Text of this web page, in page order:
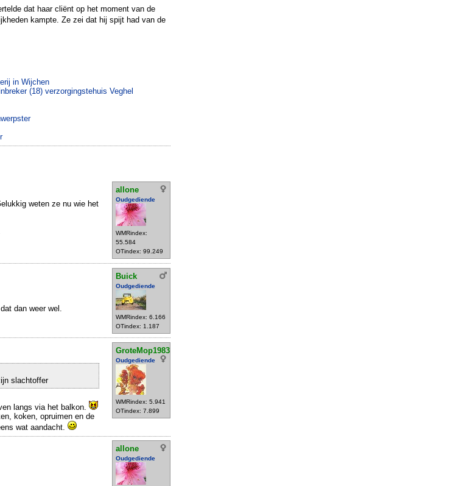
dat haar cliënt op het moment van de
kampte. Ze zei dat hij spijt had van de
in Wijchen
(18) verzorgingstehuis Veghel
allone
Oudgediende
WMRindex:
55.584
OTindex: 99.249
weten ze nu wie het
Buick
Oudgediende
WMRindex: 6.166
OTindex: 1.187
dan weer wel.
GroteMop1983
Oudgediende
WMRindex: 5.941
OTindex: 7.899
slachtoffer
langs via het balkon.
koken, opruimen en de
wat aandacht.
allone
Oudgediende